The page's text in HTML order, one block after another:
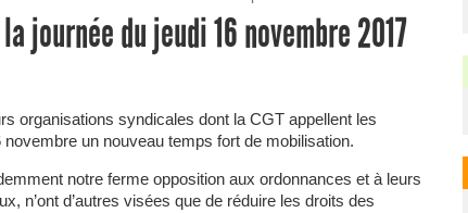
journée du jeudi 16 novembre 2017
organisations syndicales dont la CGT appellent les
un nouveau temps fort de mobilisation.
notre ferme opposition aux ordonnances et à leurs
n’ont d’autres visées que de réduire les droits des